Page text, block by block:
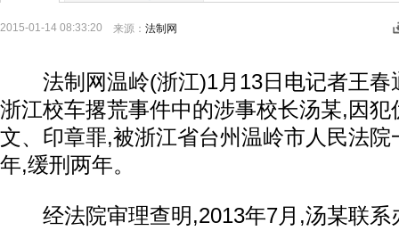
2015-01-14 08:33:20 来源： 法制网
法制网温岭(浙江)1月13日电记者王
浙江校车撂荒事件中的涉事校长汤某,因犯
文、印章罪,被浙江省台州温岭市人民法院
年,缓刑两年。
经法院审理查明,2013年7月,汤某联系